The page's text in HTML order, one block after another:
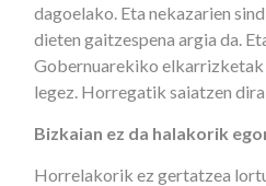
dagoelako. Eta nekazarien
dieten gaitzespena argia da.
Gobernuarekiko elkarrizketak
legez. Horregatik saiatzen
Bizkaian ez da halakorik
Horrelakorik ez gertatzea